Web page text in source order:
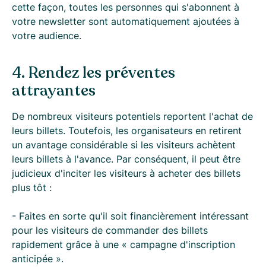
cette façon, toutes les personnes qui s'abonnent à
votre newsletter sont automatiquement ajoutées à
votre audience.
4. Rendez les préventes
attrayantes
De nombreux visiteurs potentiels reportent l'achat de
leurs billets. Toutefois, les organisateurs en retirent
un avantage considérable si les visiteurs achètent
leurs billets à l'avance. Par conséquent, il peut être
judicieux d'inciter les visiteurs à acheter des billets
plus tôt :
- Faites en sorte qu'il soit financièrement intéressant
pour les visiteurs de commander des billets
rapidement grâce à une « campagne d'inscription
anticipée ».